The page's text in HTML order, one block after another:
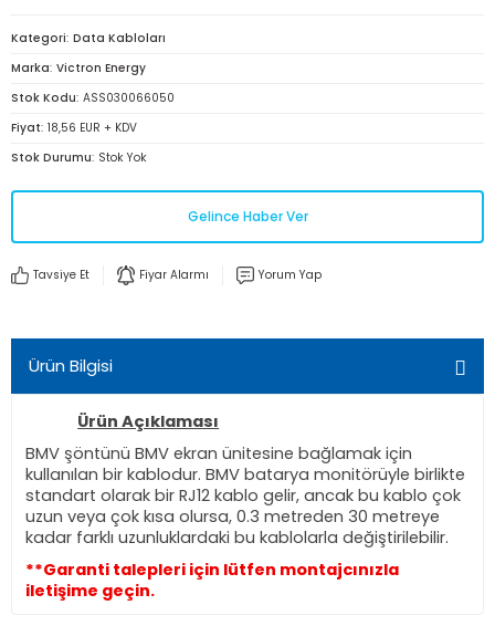
Kategori Data Kabloları
Marka Victron Energy
Stok Kodu ASS030066050
Fiyat 18,56 EUR + KDV
Stok Durumu Stok Yok
Gelince Haber Ver
Tavsiye Et Fiyar Alarmı Yorum Yap
Ürün Bilgisi
Ürün Açıklaması
BMV şöntünü BMV ekran ünitesine bağlamak için
kullanılan bir kablodur. BMV batarya monitörüyle birlikte
standart olarak bir RJ12 kablo gelir, ancak bu kablo çok
uzun veya çok kısa olursa, 0.3 metreden 30 metreye
kadar farklı uzunluklardaki bu kablolarla değiştirilebilir.
**Garanti talepleri için lütfen montajcınızla
iletişime geçin.